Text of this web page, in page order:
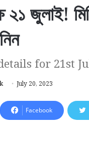
২১ জুলাই!
for 21st
July 20, 2023
Facebook